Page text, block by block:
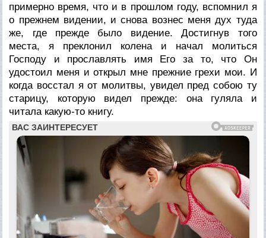
примерно время, что и в прошлом году, вспомнил я
о прежнем видении, и снова вознес меня дух туда
же, где прежде было видение. Достигнув того
места, я преклонил колена и начал молиться
Господу и прославлять имя Его за то, что Он
удостоил меня и открыл мне прежние грехи мои. И
когда восстал я от молитвы, увидел пред собою ту
старицу, которую видел прежде: она гуляла и
читала какую-то книгу.